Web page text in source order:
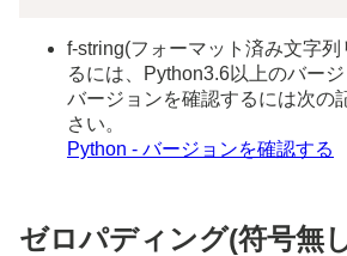
f-string(フォーマット済み文字
るには、Python3.6以上のバージ
バージョンを確認するには次の
さい。
Python - バージョンを確認する
ゼロパディング(符号無